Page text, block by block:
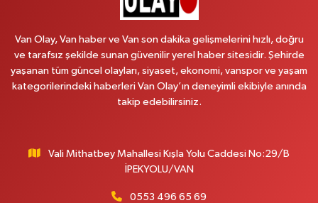
MAHMUDİYE MAH.ATATÜRK CAD.NO:17B
0 (531) 621 69 65 Yol Tarifi Al
Onay Eczanesi
Yenı Derman Eczanesi
Akdamar Hastanesi Acil yanı. İpekyolu. Hatuniye mahallesi terzioğlu, Eski
Van Olay, Van haber ve Van son dakika gelişmelerini hızlı, doğru
ve tarafsız şekilde sunan güvenilir yerel haber sitesidir. Şehirde
yaşanan tüm güncel olayları, siyaset, ekonomi, vanspor ve yaşam
kategorilerindeki haberleri Van Olay’ın deneyimli ekibiyle anında
takip edebilirsiniz.
Vali Mithatbey Mahallesi Kışla Yolu Caddesi No:29/B
İPEKYOLU/VAN
0553 496 65 69